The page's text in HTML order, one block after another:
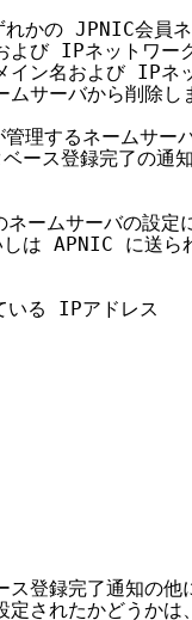
れかの JPNIC会員
よび IPネットワー
イン名および IPネ
サーバから削除し
理するネームサー
登録完了の通知
ームサーバの設定
APNIC に送られ
る IPアドレス
ス登録完了通知の他
定されたかどうか